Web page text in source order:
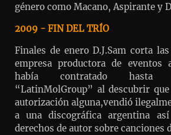
género como Macano, Aspirante y
2009 - FIN DEL TRÍO
Finales de enero D.J.Sam corta
empresa productora de eventos
había contratado hasta
“LatinMolGroup” al descubrir
autorización alguna,vendió
a una discográfica argentina
derechos de autor sobre canciones